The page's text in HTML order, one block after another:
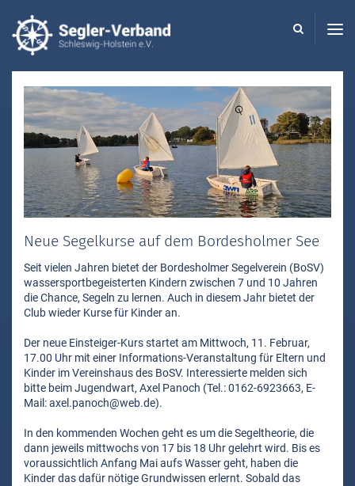
Neue Segelkurse auf dem Bordesholmer See
Seit vielen Jahren bietet der Bordesholmer Segelverein (BoSV)
wassersportbegeisterten Kindern zwischen 7 und 10 Jahren
die Chance, Segeln zu lernen. Auch in diesem Jahr bietet der
Club wieder Kurse für Kinder an.
Der neue Einsteiger-Kurs startet am Mittwoch, 11. Februar,
17.00 Uhr mit einer Informations-Veranstaltung für Eltern und
Kinder im Vereinshaus des BoSV. Interessierte melden sich
bitte beim Jugendwart, Axel Panoch (Tel.: 0162-6923663, E-
Mail: axel.panoch@web.de).
In den kommenden Wochen geht es um die Segeltheorie, die
dann jeweils mittwochs von 17 bis 18 Uhr gelehrt wird. Bis es
voraussichtlich Anfang Mai aufs Wasser geht, haben die
Kinder das dafür nötige Grundwissen erlernt. Sobald das